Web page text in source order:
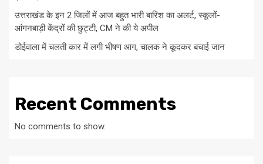
उत्तराखंड के इन 2 जिलों में आज बहुत भारी बारिश का अलर्ट, स्कूलों-
आंगनबाड़ी केंद्रों की छुट्टी, CM ने की ये अपील
डोईवाला में चलती कार में लगी भीषण आग, चालक ने कूदकर बचाई जान
Recent Comments
No comments to show.